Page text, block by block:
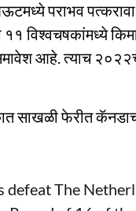
पराभव
विश्वचषकांमध्ये
समावेश आहे. त्याच
साखळी फेरीत
The